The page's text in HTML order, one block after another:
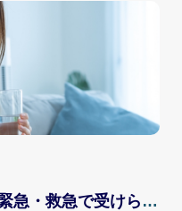
歯が痛くて我慢できない！緊急・救急で受けられる治療や対処法について